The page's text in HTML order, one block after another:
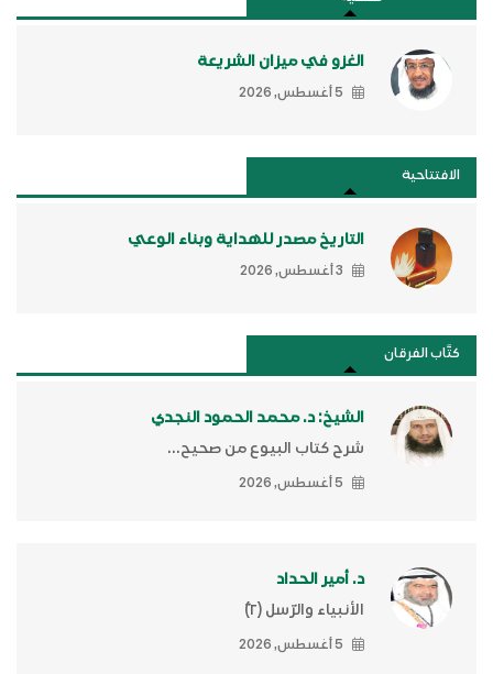
الغزو في ميزان الشريعة
5 أغسطس, 2026
الافتتاحية
التاريخ مصدر للهداية وبناء الوعي
3 أغسطس, 2026
كتَّاب الفرقان
الشيخ: د. محمد الحمود النجدي
شرح كتاب البيوع من صحيح...
5 أغسطس, 2026
د. أمير الحداد
الأنبياء والرّسل (٢)ّ
5 أغسطس, 2026